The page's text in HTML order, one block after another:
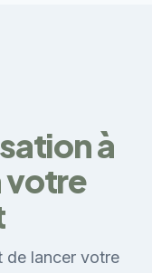
à
votre
de lancer votre